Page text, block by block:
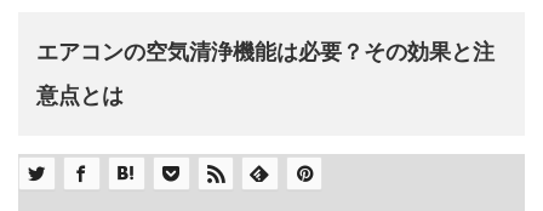
エアコンの空気清浄機能は必要？その効果と注
意点とは